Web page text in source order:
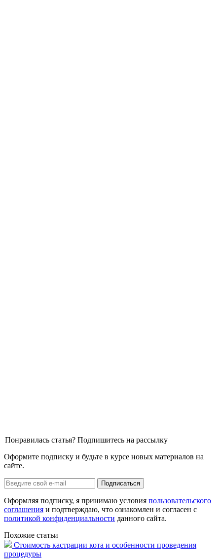
Понравилась статья? Подпишитесь на рассылку
Оформите подписку и будьте в курсе новых материалов на
сайте.
Оформляя подписку, я принимаю условия пользовательского
соглашения и подтверждаю, что ознакомлен и согласен с
политикой конфиденциальности данного сайта.
Похожие статьи
Стоимость кастрации кота и особенности проведения
процедуры